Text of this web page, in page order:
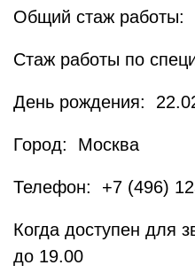
Общий стаж работы:
Стаж работы по
День рождения:
Город: Москва
Телефон: +7 (496)
Когда доступен для
до 19.00